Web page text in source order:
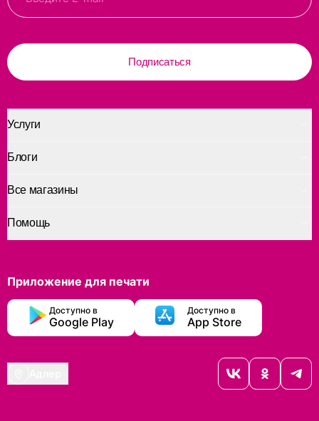
Подписаться
Услуги
Помощь
Блоги
Все магазины
Приложение для печати
Доступно в
Google Play
Доступно в
App Store